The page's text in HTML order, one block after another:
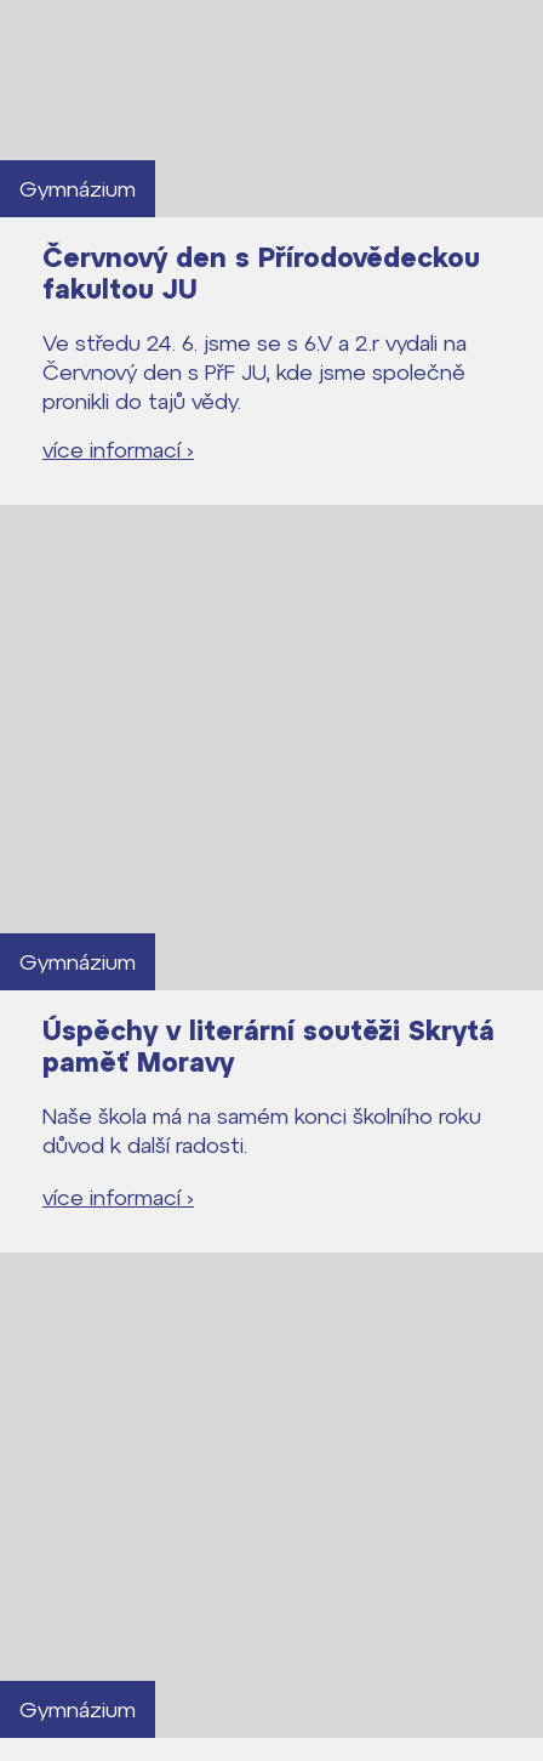
Gymnázium
Červnový den s Přírodovědeckou
fakultou JU
Ve středu 24. 6. jsme se s 6.V a 2.r vydali na
Červnový den s PřF JU, kde jsme společně
pronikli do tajů vědy.
více informací ›
Gymnázium
Úspěchy v literární soutěži Skrytá
paměť Moravy
Naše škola má na samém konci školního roku
důvod k další radosti.
více informací ›
Gymnázium
Lidé často hledají
Proč se stát žákem ZŠ ČAG
Proč se stát studentem Gymnázia
Kontakt